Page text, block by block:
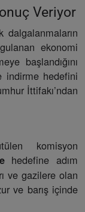
Veriyor
ekonomi
başlandığını
indirme hedefini
İttifakı’ndan
komisyon
hedefine adım
ve gazilere olan
ve barış içinde